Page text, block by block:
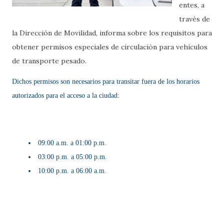
entes, a
través de
la Dirección de Movilidad, informa sobre los requisitos para
obtener permisos especiales de circulación para vehículos
de transporte pesado.
Dichos permisos son necesarios para transitar fuera de los horarios
autorizados para el acceso a la ciudad:
⁠ ⁠09:00 a.m. a 01:00 p.m.
⁠ ⁠03:00 p.m. a 05:00 p.m.
⁠ ⁠10:00 p.m. a 06:00 a.m.